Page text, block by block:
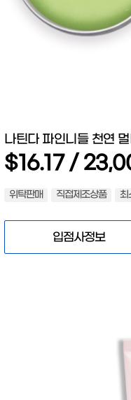
나틴다 파인니들 천연
$16.17 /
위탁판매 직접제조상품 최
입점사정보